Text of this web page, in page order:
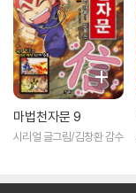
마법천자문 9
시리얼 글그림/김창환 감수